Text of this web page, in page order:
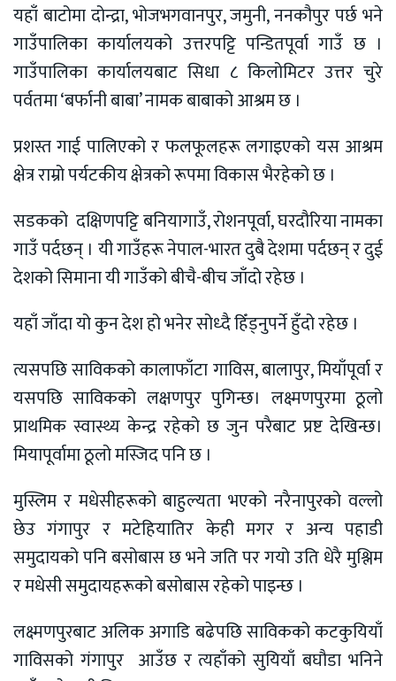
यहाँ बाटोमा दोन्द्रा, भोजभगवानपुर, जमुनी, ननकौपुर पर्छ भने
गाउँपालिका कार्यालयको उत्तरपट्टि पन्डितपूर्वा गाउँ छ ।
गाउँपालिका कार्यालयबाट सिधा ८ किलोमिटर उत्तर चुरे
पर्वतमा ‘बर्फानी बाबा’ नामक बाबाको आश्रम छ ।
प्रशस्त गाई पालिएको र फलफूलहरू लगाइएको यस आश्रम
क्षेत्र राम्रो पर्यटकीय क्षेत्रको रूपमा विकास भैरहेको छ ।
सडकको दक्षिणपट्टि बनियागाउँ, रोशनपूर्वा, घरदौरिया नामका
गाउँ पर्दछन् । यी गाउँहरू नेपाल-भारत दुबै देशमा पर्दछन् र दुई
देशको सिमाना यी गाउँको बीचै-बीच जाँदो रहेछ ।
यहाँ जाँदा यो कुन देश हो भनेर सोध्दै हिँड्नुपर्ने हुँदो रहेछ ।
त्यसपछि साविकको कालाफाँटा गाविस, बालापुर, मियाँपूर्वा र
यसपछि साविकको लक्षणपुर पुगिन्छ। लक्ष्मणपुरमा ठूलो
प्राथमिक स्वास्थ्य केन्द्र रहेको छ जुन परैबाट प्रष्ट देखिन्छ।
मियापूर्वामा ठूलो मस्जिद पनि छ ।
मुस्लिम र मधेसीहरूको बाहुल्यता भएको नरैनापुरको वल्लो
छेउ गंगापुर र मटेहियातिर केही मगर र अन्य पहाडी
समुदायको पनि बसोबास छ भने जति पर गयो उति धेरै मुश्लिम
र मधेसी समुदायहरूको बसोबास रहेको पाइन्छ ।
लक्ष्मणपुरबाट अलिक अगाडि बढेपछि साविकको कटकुयियाँ
गाविसको गंगापुर आउँछ र त्यहाँको सुयियाँ बघौडा भनिने